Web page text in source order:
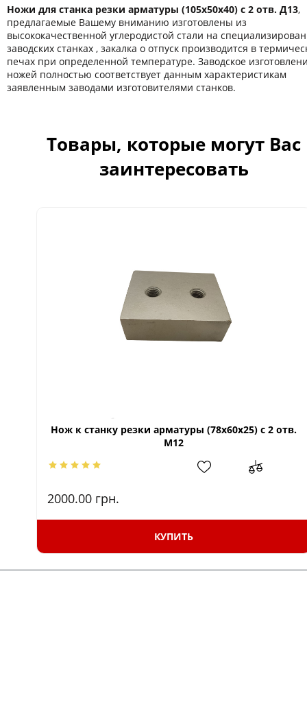
Ножи для станка резки арматуры (105х50х40) с 2 отв. Д13,
предлагаемые Вашему вниманию изготовлены из
высококачественной углеродистой стали на
заводских станках , закалка о отпуск производится в
печах при определенной температуре. Заводское
ножей полностью соответствует данным характеристикам
заявленным заводами изготовителями станков.
Товары, которые могут Вас
заинтересовать
Нож к станку резки арматуры (78х60х25) с 2 отв.
М12
2000.00 грн.
КУПИТЬ